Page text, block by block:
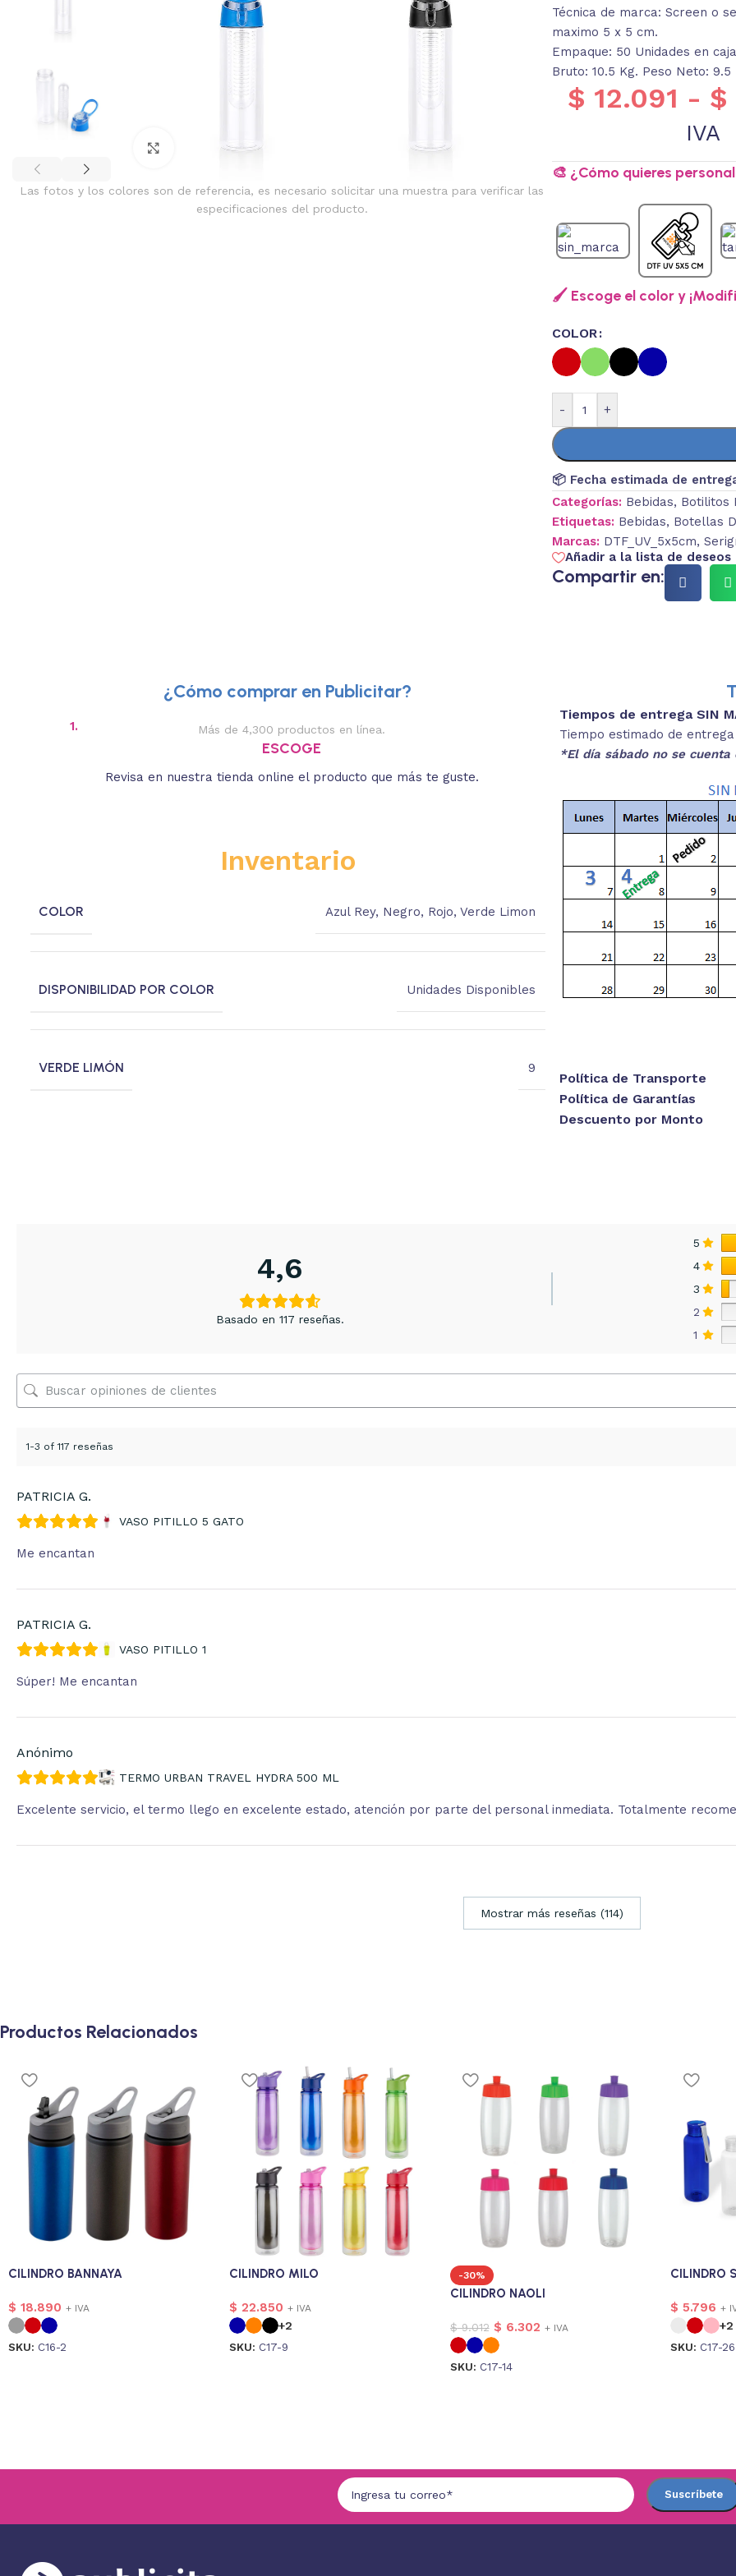
Clic para ampliar
Las fotos y los colores son de referencia, es necesario solicitar una muestra para verificar las
especificaciones del producto.
Técnica de marca: Screen o
maximo 5 x 5 cm.
Empaque: 50 Unidades en
Bruto: 10.5 Kg. Peso Neto:
$ 12.091 - $
IVA
🎨 ¿Cómo quieres
🖌️ Escoge el color y
COLOR
- +
📦 Fecha estimada de
Categorías: Bebidas, Botilitos
Etiquetas: Bebidas, Botellas
Marcas: DTF_UV_5x5cm,
Añadir a la lista de deseos
Compartir en:
¿Cómo comprar en Publicitar?
1. Más de 4,300 productos en línea.
ESCOGE
Revisa en nuestra tienda online el producto que más te guste.
Descripciones
Inventario
COLOR Azul Rey, Negro, Rojo, Verde Limon
DISPONIBILIDAD POR COLOR Unidades Disponibles
VERDE LIMÓN 9
Tiempos de entrega SIN
Tiempo estimado de
*El día sábado no se cuenta
Política de Transporte
Política de Garantías
Descuento por Monto
4,6
Basado en 117 reseñas.
5
4
3
2
1
1-3 of 117 reseñas
PATRICIA G.
VASO PITILLO 5 GATO
Me encantan
PATRICIA G.
VASO PITILLO 1
Súper! Me encantan
Anónimo
TERMO URBAN TRAVEL HYDRA 500 ML
Excelente servicio, el termo llego en excelente estado, atención por parte del personal inmediata. Totalmente
Mostrar más reseñas (114)
Productos Relacionados
CILINDRO BANNAYA
$ 18.890 + IVA
SKU: C16-2
CILINDRO MILO
$ 22.850 + IVA
+2
SKU: C17-9
-30%
CILINDRO NAOLI
$9.012 $ 6.302 + IVA
SKU: C17-14
CILINDRO
$ 5.796 +
+2
SKU: C17-26